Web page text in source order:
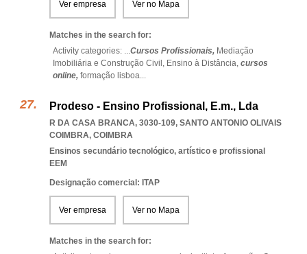
Ver empresa Ver no Mapa
Matches in the search for:
Activity categories: ...Cursos Profissionais, Mediação
Imobiliária e Construção Civil, Ensino à Distância, cursos
online, formação lisboa...
Prodeso - Ensino Profissional, E.m., Lda
R DA CASA BRANCA, 3030-109, SANTO ANTONIO OLIVAIS
COIMBRA, COIMBRA
Ensinos secundário tecnológico, artístico e profissional
EEM
Designação comercial: ITAP
Ver empresa Ver no Mapa
Matches in the search for: